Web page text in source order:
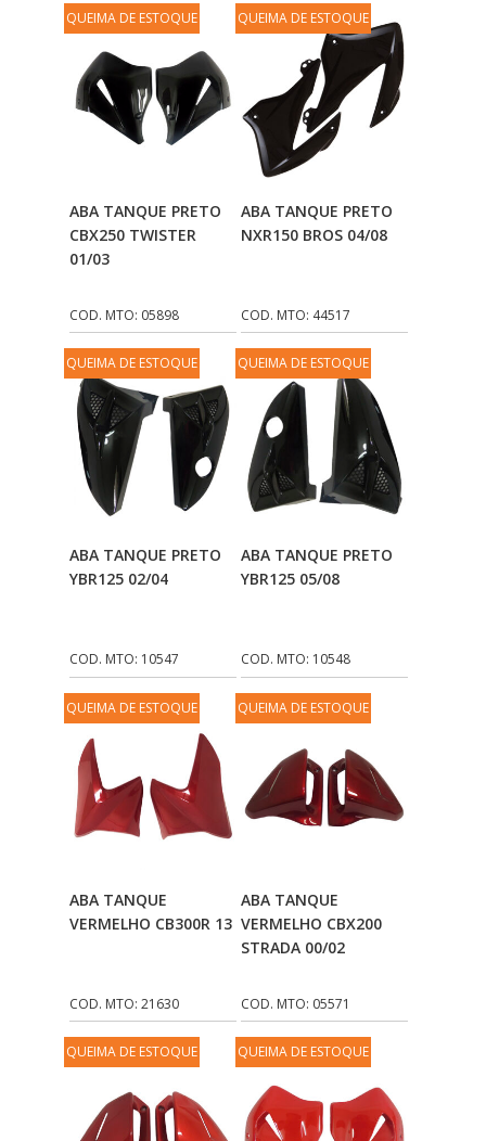
Adicionar Ao
Carrinho
QUEIMA DE ESTOQUE
ABA TANQUE PRETO
CBX250 TWISTER
01/03
COD. MTO: 05898
Adicionar Ao
Carrinho
QUEIMA DE ESTOQUE
ABA TANQUE PRETO
NXR150 BROS 04/08
COD. MTO: 44517
Adicionar Ao
Carrinho
QUEIMA DE ESTOQUE
ABA TANQUE PRETO
YBR125 02/04
COD. MTO: 10547
Adicionar Ao
Carrinho
QUEIMA DE ESTOQUE
ABA TANQUE PRETO
YBR125 05/08
COD. MTO: 10548
Adicionar Ao
Carrinho
QUEIMA DE ESTOQUE
ABA TANQUE
VERMELHO CB300R 13
COD. MTO: 21630
Adicionar Ao
Carrinho
QUEIMA DE ESTOQUE
ABA TANQUE
VERMELHO CBX200
STRADA 00/02
COD. MTO: 05571
QUEIMA DE ESTOQUE QUEIMA DE ESTOQUE